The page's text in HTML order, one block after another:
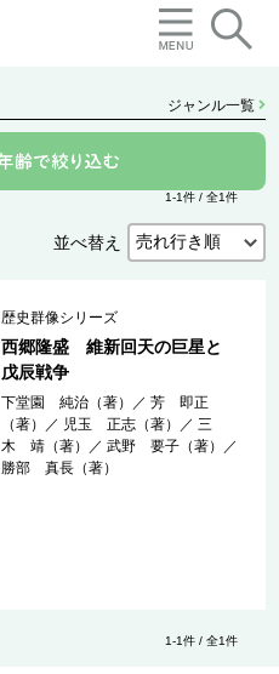
ジャンル一覧
1-1件 / 全1件
並べ替え
歴史群像シリーズ
西郷隆盛 維新回天の巨星と
戊辰戦争
下堂園 純治（著） ／芳 即正
（著）
／ 児玉 正志（著） ／三
木 靖（著）
／武野 要子（著）
／
勝部 真長（著）
1-1件 / 全1件